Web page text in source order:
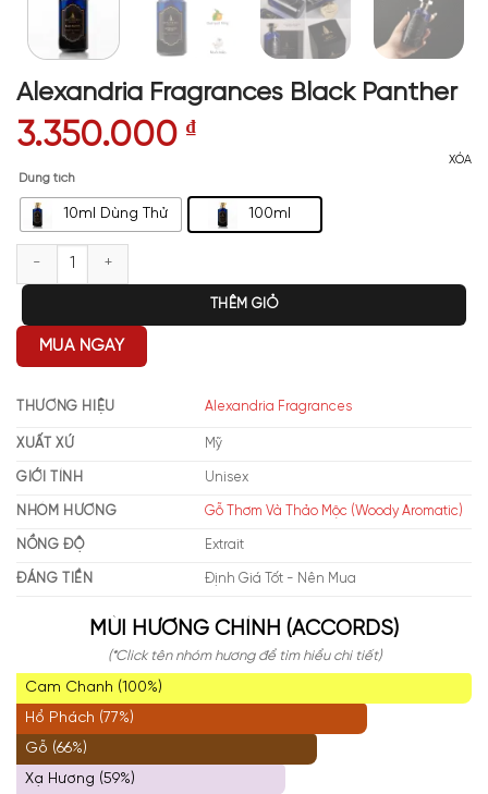
Alexandria Fragrances Black Panther
3.350.000 ₫
Dung tích
10ml Dùng Thử 100ml
XÓA
Alexandria Fragrances Black Panther số lượng
THÊM GIỎ
MUA NGAY
THƯƠNG HIỆU Alexandria Fragrances
XUẤT XỨ Mỹ
GIỚI TÍNH Unisex
NHÓM HƯƠNG Gỗ Thơm Và Thảo Mộc (Woody Aromatic)
NỒNG ĐỘ Extrait
ĐÁNG TIỀN Định Giá Tốt - Nên Mua
MÙI HƯƠNG CHÍNH (ACCORDS)
(*Click tên nhóm hương để tìm hiểu chi tiết)
Cam Chanh (100%)
Hổ Phách (77%)
Gỗ (66%)
Xạ Hương (59%)